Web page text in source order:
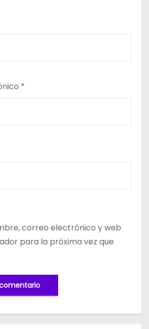
*
correo electrónico y web
para la próxima vez que